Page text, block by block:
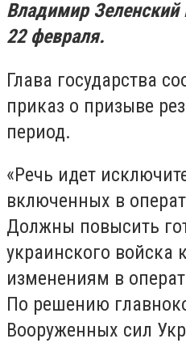
Владимир
22 февраля.
Глава государства
приказ о призыве
период.
«Речь идет
включенных в
Должны повысить
украинского
изменениям в
По решению
Вооруженных сил